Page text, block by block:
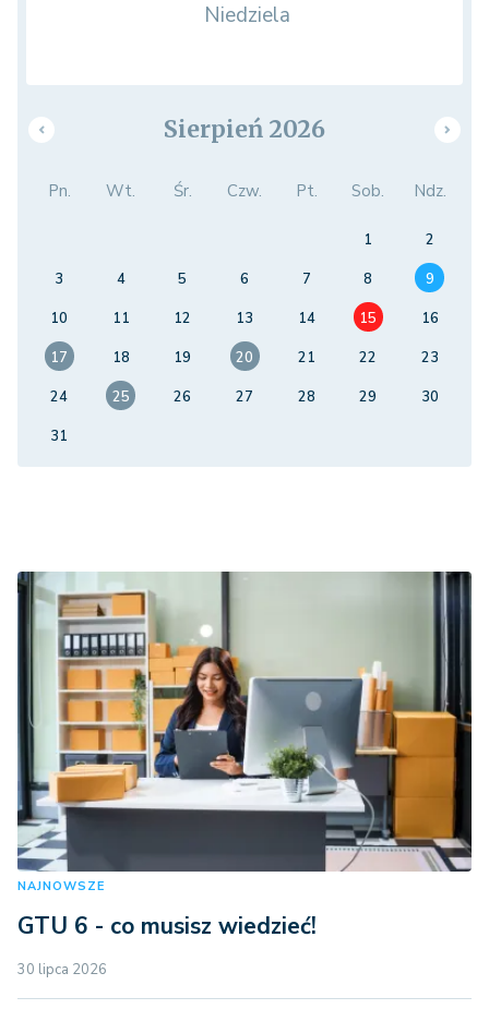
Niedziela
Sierpień 2026
Pn. Wt. Śr. Czw. Pt. Sob. Ndz.
1
2
3
4 5 6 7 8
9
10
11 12 13 14 15
16
17
18 19 20 21 22
23
24
25 26 27 28 29
30
31
NAJNOWSZE
GTU 6 - co musisz wiedzieć!
30 lipca 2026